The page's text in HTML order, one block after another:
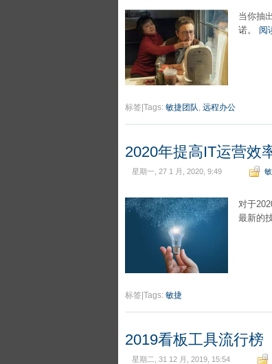
当你抽
诺。 阅
标签|Tags: 敏捷团队, 远程办公
2020年提高IT运营效
星期一, 27 1 月, 2020, 9:49
对于
最新的
标签|Tags: 敏捷
2019看板工具流行榜
星期二, 31 12 月, 2019, 15:54